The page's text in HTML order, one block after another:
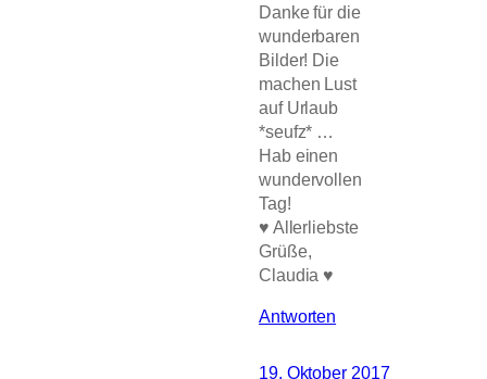
Danke für die
wunderbaren
Bilder! Die
machen Lust
auf Urlaub
*seufz* …
Hab einen
wundervollen
Tag!
♥ Allerliebste
Grüße,
Claudia ♥
Antworten
19. Oktober 2017